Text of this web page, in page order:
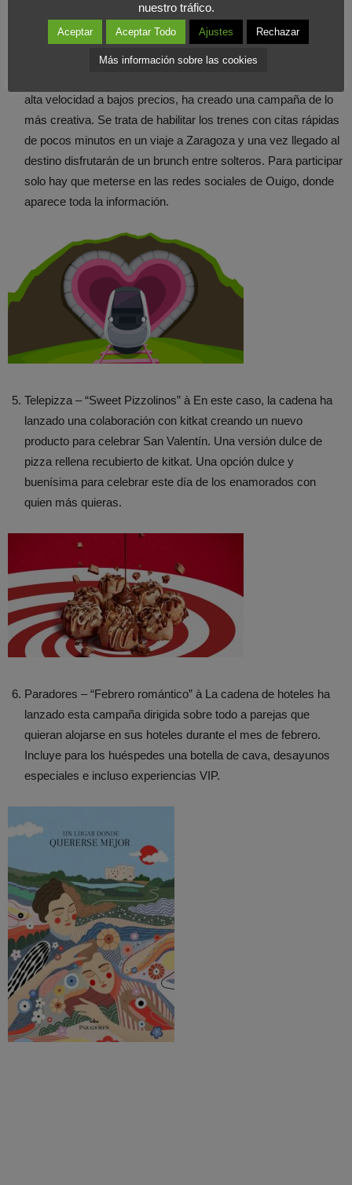
alta velocidad a bajos precios, ha creado una campaña de lo
más creativa. Se trata de habilitar los trenes con citas rápidas
de pocos minutos en un viaje a Zaragoza y una vez llegado al
destino disfrutarán de un brunch entre solteros. Para participar
solo hay que meterse en las redes sociales de Ouigo, donde
aparece toda la información.
Telepizza – “Sweet Pizzolinos” à En este caso, la cadena ha
lanzado una colaboración con kitkat creando un nuevo
producto para celebrar San Valentín. Una versión dulce de
pizza rellena recubierto de kitkat. Una opción dulce y
buenísima para celebrar este día de los enamorados con
quien más quieras.
Paradores – “Febrero romántico” à La cadena de hoteles ha
lanzado esta campaña dirigida sobre todo a parejas que
quieran alojarse en sus hoteles durante el mes de febrero.
Incluye para los huéspedes una botella de cava, desayunos
especiales e incluso experiencias VIP.
nuestro tráfico.
Aceptar Aceptar Todo Ajustes Rechazar
Más información sobre las cookies